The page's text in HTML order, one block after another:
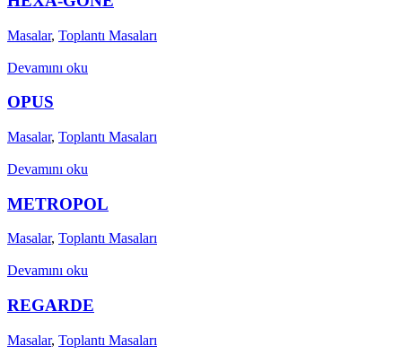
Masalar, Toplantı Masaları
Devamını oku
OPUS
Masalar, Toplantı Masaları
Devamını oku
METROPOL
Masalar, Toplantı Masaları
Devamını oku
REGARDE
Masalar, Toplantı Masaları